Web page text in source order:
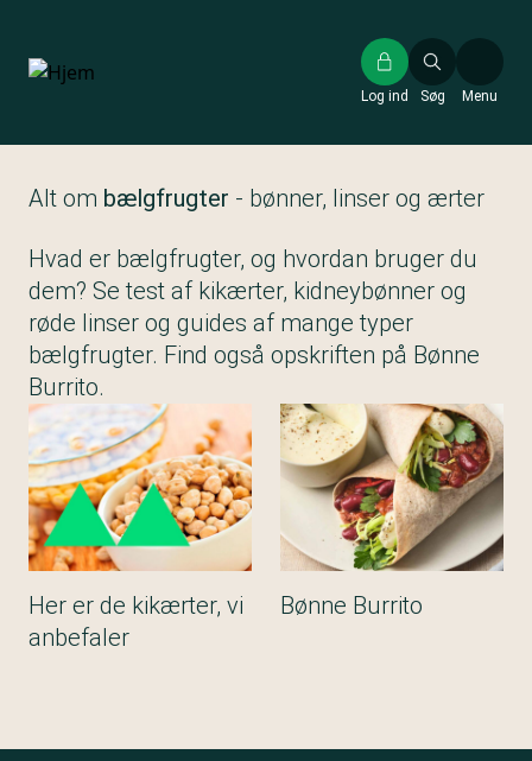
hovedindhold
Søg
Log ind Menu
Alt om bælgfrugter - bønner, linser og ærter
Hvad er bælgfrugter, og hvordan bruger du
dem? Se test af kikærter, kidneybønner og
røde linser og guides af mange typer
bælgfrugter. Find også opskriften på Bønne
Burrito.
Her er de kikærter, vi
anbefaler
Bønne Burrito